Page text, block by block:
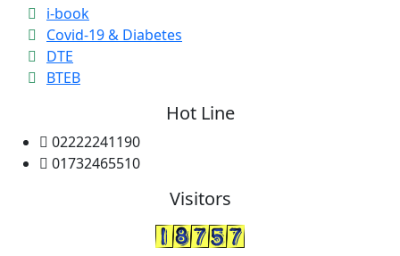
i-book
Covid-19 & Diabetes
DTE
BTEB
Hot Line
02222241190
01732465510
Visitors